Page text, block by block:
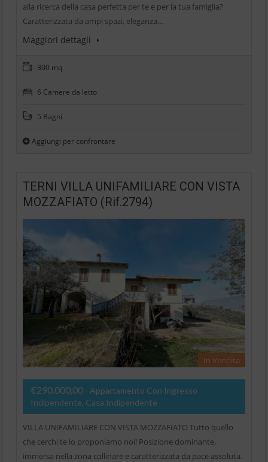
alla ricerca della casa perfetta per te e per la tua famiglia?
Caratterizzata da ampi spazi, eleganza…
Maggiori dettagli
300 mq
6 Camere da letto
5 Bagni
Aggiungi per confrontare
TERNI VILLA UNIFAMILIARE CON VISTA
MOZZAFIATO (Rif.2794)
In Vendita
€290.000,00 - Appartamento Con Ingresso
Indipendente, Casa Indipendente
VILLA UNIFAMILIARE CON VISTA MOZZAFIATO Tutto quello
che cerchi te lo proponiamo noi! Posizione dominante,
immersa nella zona collinare e caratterizzata da pace assoluta.